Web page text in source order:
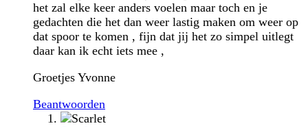
het zal elke keer anders voelen maar toch en je
gedachten die het dan weer lastig maken om weer op
dat spoor te komen , fijn dat jij het zo simpel uitlegt
daar kan ik echt iets mee ,
Groetjes Yvonne
Beantwoorden